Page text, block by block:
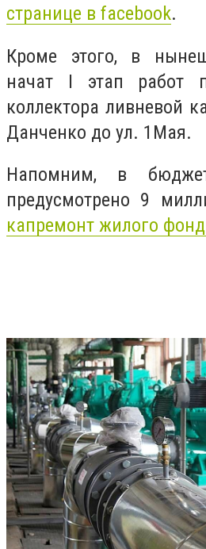
странице в facebook.
Кроме этого, в
начат І этап работ
коллектора ливневой
Данченко до ул. 1Мая.
Напомним, в
предусмотрено 9
капремонт жилого